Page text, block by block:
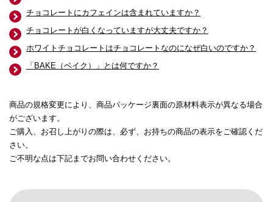
チョコレートにカフェインは含まれていますか？
チョコレートが白くなっていますが大丈夫ですか？
ホワイトチョコレートはチョコレートなのになぜ白いのですか？
「BAKE（ベイク）」とは何ですか？
商品の規格変更により、商品パッケージ裏面の原材料表示が異なる場合
がございます。
ご購入、お召し上がりの際は、必ず、お持ちの商品の表示をご確認くだ
さい。
ご不明な点は下記までお問い合わせください。